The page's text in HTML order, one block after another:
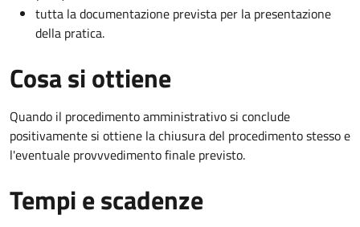
tutta la documentazione prevista per la presentazione
della pratica.
Cosa si ottiene
Quando il procedimento amministrativo si conclude
positivamente si ottiene la chiusura del procedimento stesso e
l'eventuale provvvedimento finale previsto.
Tempi e scadenze